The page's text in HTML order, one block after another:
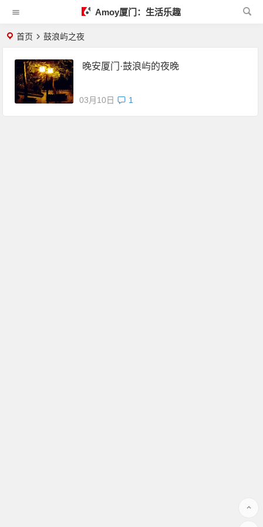
Amoy厦门：生活乐趣
首页 鼓浪屿之夜
晚安厦门·鼓浪屿的夜晚
03月10日 1